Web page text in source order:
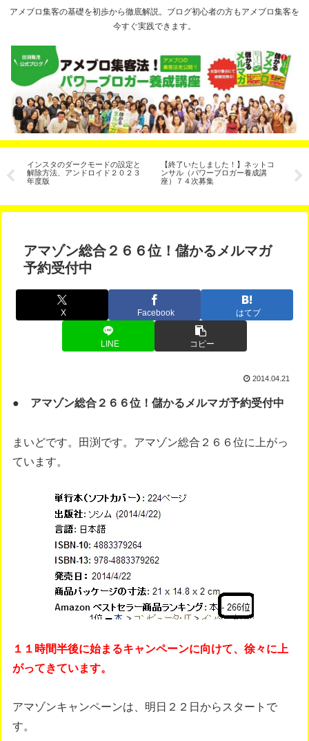
アメブロ集客の基礎を初歩から徹底解説。ブログ初心者の方もアメブロ集客を
今すぐ実践できます。
インスタのダークモードの設定と
解除方法、アンドロイド２０２３
年度版
【終了いたしました！】ネットコ
ンサル（パワーブロガー養成講
座）７４次募集
アマゾン総合２６６位！儲かるメルマガ
予約受付中
X Facebook はてブ
LINE コピー
2014.04.21
● アマゾン総合２６６位！儲かるメルマガ予約受付中
まいどです。田渕です。アマゾン総合２６６位に上がっ
ています。
１１時間半後に始まるキャンペーンに向けて、徐々に上
がってきています。
アマゾンキャンペーンは、明日２２日からスタートで
す。